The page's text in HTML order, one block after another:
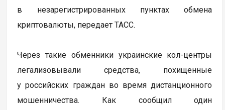
в незарегистрированных пунктах обмена
криптовалюты, передает ТАСС.
Через такие обменники украинские кол-центры
легализовывали средства, похищенные
у российских граждан во время дистанционного
мошенничества. Как сообщил один